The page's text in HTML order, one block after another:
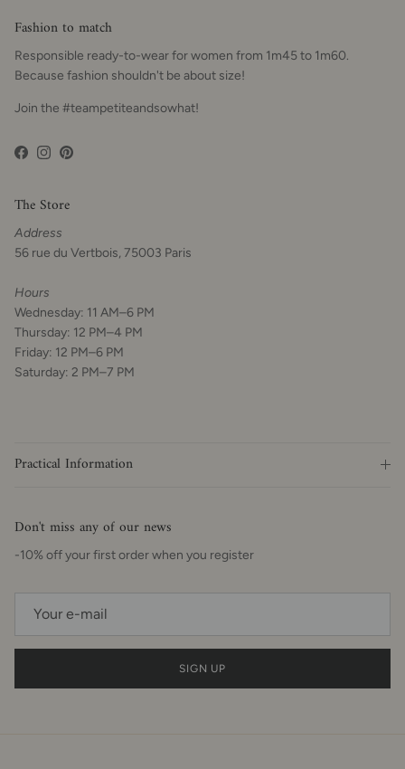
Fashion to match
Responsible ready-to-wear for women from 1m45 to 1m60.
Because fashion shouldn't be about size!
Join the #teampetiteandsowhat!
Facebook
Instagram
Pinterest
The Store
Address
56 rue du Vertbois, 75003 Paris
Hours
Wednesday: 11 AM–6 PM
Thursday: 12 PM–4 PM
Friday: 12 PM–6 PM
Saturday: 2 PM–7 PM
Practical Information
Don't miss any of our news
-10% off your first order when you register
SIGN UP